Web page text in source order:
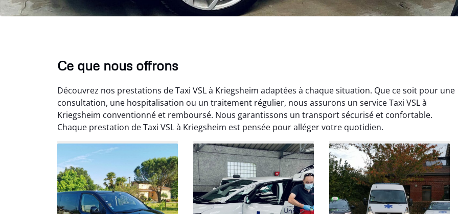
Ce que nous offrons
Découvrez nos prestations de Taxi VSL à Kriegsheim adaptées à chaque situation. Que ce soit pour une
consultation, une hospitalisation ou un traitement régulier, nous assurons un service Taxi VSL à
Kriegsheim conventionné et remboursé. Nous garantissons un transport sécurisé et confortable.
Chaque prestation de Taxi VSL à Kriegsheim est pensée pour alléger votre quotidien.
Arnaud Deschamps
30 janvier 2025
Très satisfait du transport,
tout s’est bien déroulé.
Jérémy Ferrand
8 septembre 2024
Transport ponctuel et
personnel très attentionné.